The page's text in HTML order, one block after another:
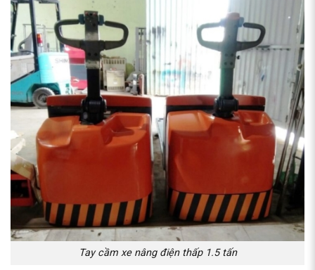
Tay cầm xe nâng điện thấp 1.5 tấn